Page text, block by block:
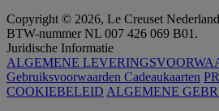
Copyright © 2026, Le Creuset
BTW-nummer NL 007 426 069 B01.
Juridische Informatie
ALGEMENE
Gebruiksvoorwaarden Cadeaukaarten
COOKIEBELEID ALGEMENE